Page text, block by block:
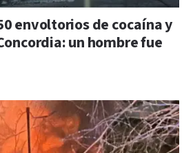
envoltorios de cocaína y
un hombre fue